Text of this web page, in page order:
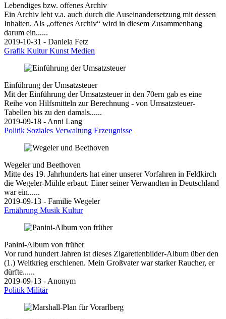
Lebendiges bzw. offenes Archiv
Ein Archiv lebt v.a. auch durch die Auseinandersetzung mit dessen
Inhalten. Als „offenes Archiv“ wird in diesem Zusammenhang
darum ein......
2019-10-31 - Daniela Fetz
Grafik KulturKunst Medien
Einführung der Umsatzsteuer
Mit der Einführung der Umsatzsteuer in den 70ern gab es eine
Reihe von Hilfsmitteln zur Berechnung - von Umsatzsteuer-
Tabellen bis zu den damals......
2019-09-18 - Anni Lang
Politik Soziales Verwaltung Erzeugnisse
Wegeler und Beethoven
Mitte des 19. Jahrhunderts hat einer unserer Vorfahren in Feldkirch
die Wegeler-Mühle erbaut. Einer seiner Verwandten in Deutschland
war ein......
2019-09-13 - Familie Wegeler
Ernährung Musik Kultur
Panini-Album von früher
Vor rund hundert Jahren ist dieses Zigarettenbilder-Album über den
(1.) Weltkrieg erschienen. Mein Großvater war starker Raucher, er
dürfte......
2019-09-13 - Anonym
Politik Militär